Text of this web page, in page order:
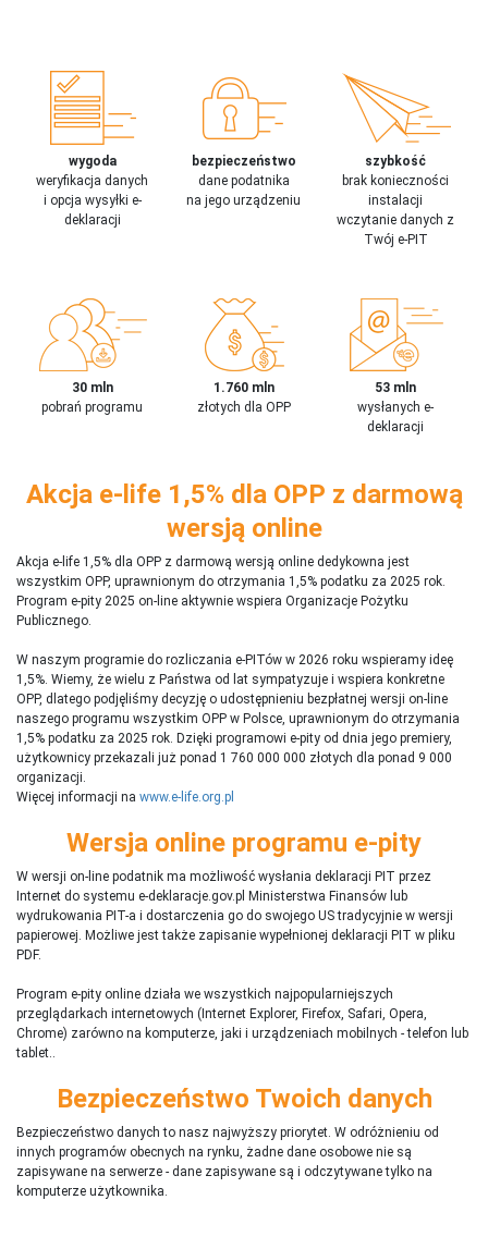
wygoda
weryfikacja danych
i opcja wysyłki e-
deklaracji
bezpieczeństwo
dane podatnika
na jego urządzeniu
szybkość
brak konieczności
instalacji
wczytanie danych z
Twój e-PIT
30 mln
pobrań programu
1.760 mln
złotych dla OPP
53 mln
wysłanych e-
deklaracji
Akcja e-life 1,5% dla OPP z darmową
wersją online
Akcja e-life 1,5% dla OPP z darmową wersją online dedykowna jest
wszystkim OPP, uprawnionym do otrzymania 1,5% podatku za 2025 rok.
Program e-pity 2025 on-line aktywnie wspiera Organizacje Pożytku
Publicznego.
W naszym programie do rozliczania e-PITów w 2026 roku wspieramy ideę
1,5%. Wiemy, że wielu z Państwa od lat sympatyzuje i wspiera konkretne
OPP, dlatego podjęliśmy decyzję o udostępnieniu bezpłatnej wersji on-line
naszego programu wszystkim OPP w Polsce, uprawnionym do otrzymania
1,5% podatku za 2025 rok. Dzięki programowi e-pity od dnia jego premiery,
użytkownicy przekazali już ponad 1 760 000 000 złotych dla ponad 9 000
organizacji.
Więcej informacji na www.e-life.org.pl
Wersja online programu e-pity
W wersji on-line podatnik ma możliwość wysłania deklaracji PIT przez
Internet do systemu e-deklaracje.gov.pl Ministerstwa Finansów lub
wydrukowania PIT-a i dostarczenia go do swojego US tradycyjnie w wersji
papierowej. Możliwe jest także zapisanie wypełnionej deklaracji PIT w pliku
PDF.
Program e-pity online działa we wszystkich najpopularniejszych
przeglądarkach internetowych (Internet Explorer, Firefox, Safari, Opera,
Chrome) zarówno na komputerze, jaki i urządzeniach mobilnych - telefon lub
tablet..
Bezpieczeństwo Twoich danych
Bezpieczeństwo danych to nasz najwyższy priorytet. W odróżnieniu od
innych programów obecnych na rynku, żadne dane osobowe nie są
zapisywane na serwerze - dane zapisywane są i odczytywane tylko na
komputerze użytkownika.